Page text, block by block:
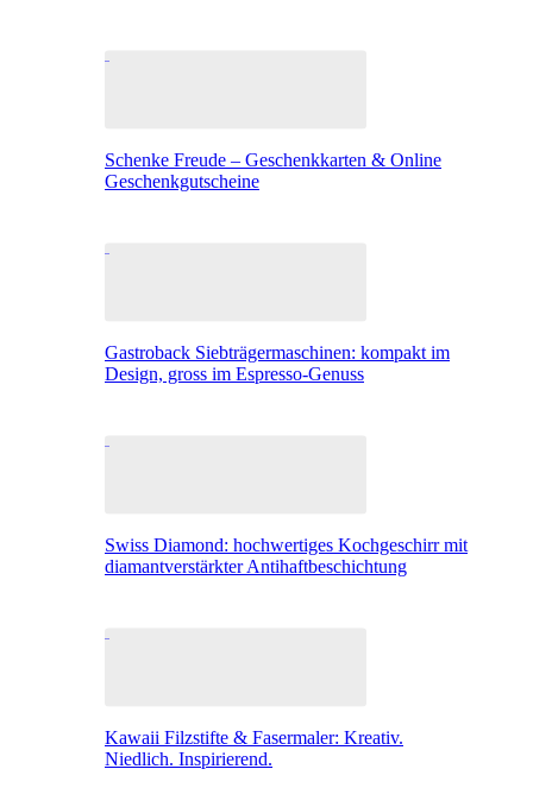
Schenke Freude – Geschenkkarten & Online
Geschenkgutscheine
Gastroback Siebträgermaschinen: kompakt im
Design, gross im Espresso-Genuss
Swiss Diamond: hochwertiges Kochgeschirr mit
diamantverstärkter Antihaftbeschichtung
Kawaii Filzstifte & Fasermaler: Kreativ.
Niedlich. Inspirierend.